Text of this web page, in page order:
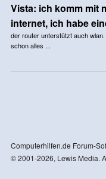
Vista: ich komm mit
internet, ich habe
der router unterstützt auch
schon alles ...
Computerhilfen.de Forum-
© 2001-2026, Lewis Media.